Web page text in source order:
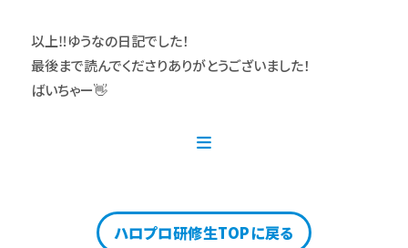
以上‼️ゆうなの日記でした！
最後まで読んでくださりありがとうございました！
ばいちゃー👋
ハロプロ研修生TOPに戻る